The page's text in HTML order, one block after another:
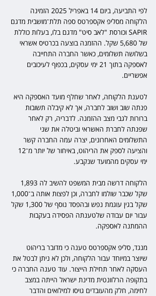
לפי התביעה, ביום 14 באפריל 2025 הזמינה
הלקוחה מסליפ אקספרטס ספה תלת־מושבית מדגם
SAPIR וכורסת "לאב סיט" מדגם בלו, בעלות כוללת
של 5,680 שקל. ההזמנה בוצעה בכרטיס אשראי
בשלושה תשלומים, כאשר החברה התחייבה
לאספקה בתוך 21 ימי עסקים, בכפוף לעיכובים
אפשריים.
לטענת הלקוחה, לאחר שחלף מועד האספקה היא
פנתה שוב ושוב לחברה, אך לא קיבלה תשובות
ברורות לגבי מצב ההזמנה. לדבריה, רק לאחר
שפנתה לחברת האשראי וביטלה את שני
התשלומים האחרונים, יצרה עמה החברה קשר
ימי עסקים מהמועד שנקבע.
שקל בגין עוגמת נפש ובהפסד נוסף של 1,300 שקל
עבור יום עבודה שלטענתה הפסידה בעקבות
ההמתנה לאספקה.
מנגד, סליפ אקספרטס טענה כי מדובר בריהוט
שיוצר במיוחד עבור הלקוחה, ולכן לא ניתן לבטל את
העסקה לאחר תחילת הייצור. עוד טענה החברה כי
בתקופה הרלוונטית מדינת ישראל הייתה במצב
לחימה, חלק מהעובדים גויסו למילואים והדבר